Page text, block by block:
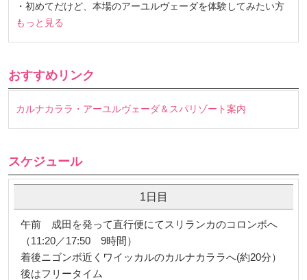
・初めてだけど、本場のアーユルヴェーダを体験してみたい方
もっと見る
おすすめリンク
カルナカララ・アーユルヴェーダ＆スパリゾート案内
スケジュール
1日目
午前 成田を発って直行便にてスリランカのコロンボへ
（11:20／17:50 9時間）
着後ニゴンボ近くワイッカルのカルナカララへ(約20分）
後はフリータイム